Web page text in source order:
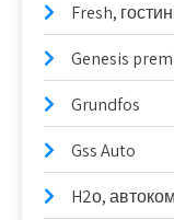
Fresh,
Genesis
Grundfos
Gss Auto
H2о,